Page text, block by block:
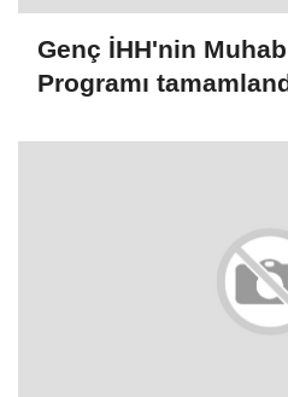
Genç İHH'nin
Programı